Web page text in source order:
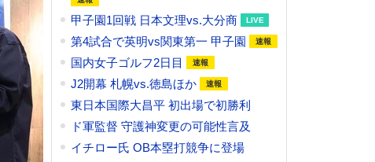
甲子園1回戦 日本文理vs.大分商
第4試合で英明vs関東第一 甲子園
国内女子ゴルフ2日目
J2開幕 札幌vs.徳島ほか
東日本国際大昌平 初出場で初勝利
ド軍監督 守護神変更の可能性言及
イチロー氏 OB本塁打競争に登場